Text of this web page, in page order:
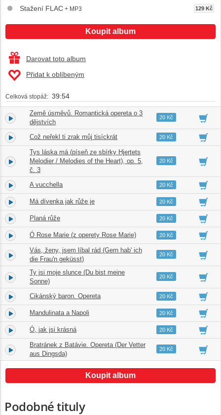
Stažení FLAC + MP3 129 Kč
Koupit album
Darovat toto album
Přidat k oblíbeným
Celková stopáž: 39:54
1.
Země úsměvů. Romantická opereta o 3
dějstvích
03:5220 Kč
2. Což neřekl ti zrak můj tisíckrát 02:5720 Kč
3.
Tys láska má (píseň ze sbírky Hjertets
Melodier / Melodies of the Heart), op. 5,
č. 3
01:5320 Kč
4. A vucchella 03:3920 Kč
5. Má dívenka jak růže je 01:5220 Kč
6. Planá růže 02:0920 Kč
7. Ó Rose Marie (z operety Rose Marie) 03:4120 Kč
8.
Vás, ženy, jsem líbal rád (Gern hab' ich
die Frau'n geküsst)
03:3420 Kč
9.
Ty jsi moje slunce (Du bist meine
Sonne)
03:3220 Kč
10. Cikánský baron. Opereta 02:4220 Kč
11. Mandulinata a Napoli 04:0620 Kč
12. Ó, jak jsi krásná 02:2920 Kč
13.
Bratránek z Batávie. Opereta (Der Vetter
aus Dingsda)
03:2820 Kč
Koupit album
Podobné tituly